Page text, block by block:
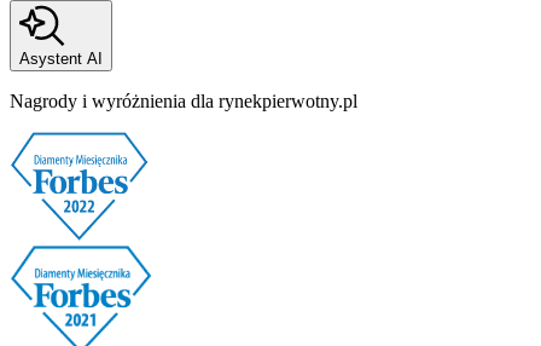
Asystent AI
Nagrody i wyróżnienia dla rynekpierwotny.pl